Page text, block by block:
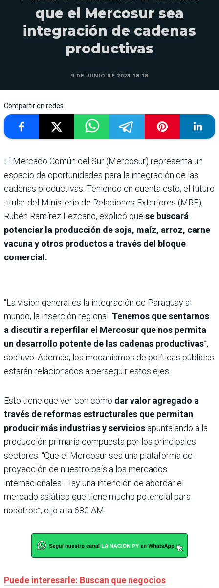
que el Mercosur sea
integración de cadenas
productivas
9 DE JUNIO DE 2023 18:18
Compartir en redes
El Mercado Común del Sur (Mercosur) representa un
espacio de oportunidades para la integración de las
cadenas productivas. Teniendo en cuenta esto, el futuro
titular del Ministerio de Relaciones Exteriores (MRE),
Rubén Ramírez Lezcano, explicó que se buscará
potenciar la producción de soja, maíz, arroz, carne
vacuna y otros productos a través del bloque
comercial.
“La visión general es la integración de Paraguay al
mundo, la inserción regional. Tenemos que sentarnos
a discutir a reperfilar el Mercosur que nos permita
un desarrollo potente de las cadenas productivas”,
sostuvo. Además, los mecanismos de políticas públicas
estarán relacionados a perseguir estos ejes.
Esto tiene que ver con cómo dar valor agregado a
través de reformas estructurales que permitan
producir más industriasy servicios apuntalando a la
producción primaria compuesta por los principales
sectores. “Que el Mercosur sea una plataforma de
proyección de nuestro país a los mercados
internacionales. Hay una intención de abordar el
mercado asiático que tiene mucho potencial para
nosotros”, dijo a la 680 AM.
Puede interesarle: Buscan que negocios